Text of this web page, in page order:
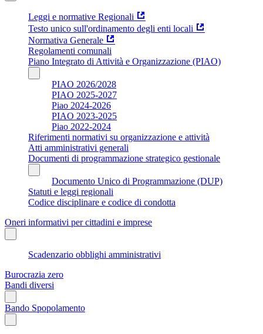
Leggi e normative Regionali
Testo unico sull'ordinamento degli enti locali
Normativa Generale
Regolamenti comunali
Piano Integrato di Attività e Organizzazione (PIAO)
PIAO 2026/2028
PIAO 2025-2027
Piao 2024-2026
PIAO 2023-2025
Piao 2022-2024
Riferimenti normativi su organizzazione e attività
Atti amministrativi generali
Documenti di programmazione strategico gestionale
Documento Unico di Programmazione (DUP)
Statuti e leggi regionali
Codice disciplinare e codice di condotta
Oneri informativi per cittadini e imprese
Scadenzario obblighi amministrativi
Burocrazia zero
Bandi diversi
Bando Spopolamento